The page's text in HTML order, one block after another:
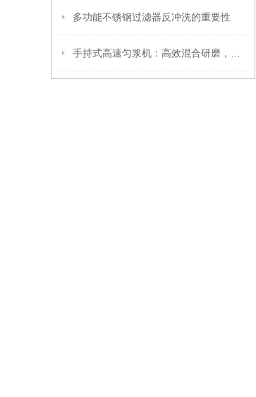
多功能不锈钢过滤器反冲洗的重要性